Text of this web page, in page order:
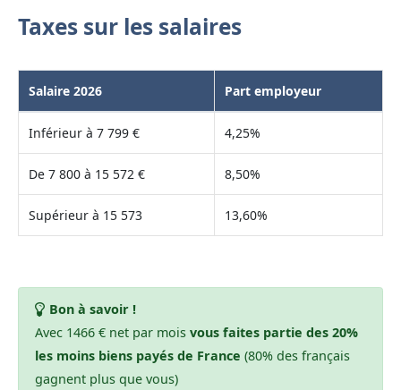
Taxes sur les salaires
Salaire 2026 Part employeur
Inférieur à 7 799 € 4,25%
De 7 800 à 15 572 € 8,50%
Supérieur à 15 573 13,60%
Bon à savoir !
Avec 1466 € net par mois vous faites partie des 20%
les moins biens payés de France (80% des français
gagnent plus que vous)